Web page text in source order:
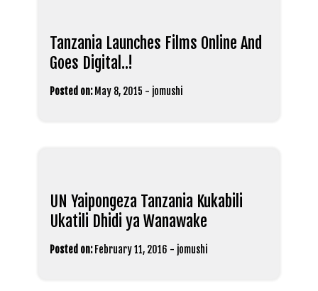
Tanzania Launches Films Online And
Goes Digital..!
Posted on: May 8, 2015 - jomushi
UN Yaipongeza Tanzania Kukabili
Ukatili Dhidi ya Wanawake
Posted on: February 11, 2016 - jomushi